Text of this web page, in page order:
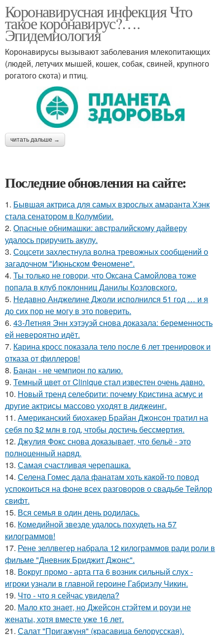
Коронавирусная инфекция Что
такое коронавирус?….
Эпидемиология
Коронавирусы вызывают заболевания млекопитающих
(людей, летучих мышей, кошек, собак, свиней, крупного
рогатого скота) и птиц.
читать дальше →
Последние обновления на сайте:
1. Бывшая актриса для самых взрослых амаранта Хэнк
стала сенатором в Колумбии.
2. Опасные обнимашки: австралийскому дайверу
удалось приручить акулу.
3. Соцсети захлестнула волна тревожных сообщений о
загадочном "Июньском Феномене".
4. Ты только не говори, что Оксана Самойлова тоже
попала в клуб поклонниц Данилы Козловского.
5. Недавно Анджелине Джоли исполнился 51 год … и я
до сих пор не могу в это поверить.
6. 43-Летняя Энн хэтэуэй снова доказала: беременность
ей невероятно идёт.
7. Карина кросс показала тело после 6 лет тренировок и
отказа от филлеров!
8. Банан - не чемпион по калию.
9. Темный цвет от Clinique стал известен очень давно.
10. Новый тренд селебрити: почему Кристина асмус и
другие актрисы массово уходят в диджеинг.
11. Американский биохакер Брайан Джонсон тратил на
себя по $2 млн в год, чтобы достичь бессмертия.
12. Джулия Фокс снова доказывает, что бельё - это
полноценный наряд.
13. Самая счастливая черепашка.
14. Селена Гомес дала фанатам хоть какой-то повод
успокоиться на фоне всех разговоров о свадьбе Тейлор
свифт.
15. Вся семья в один день родилась.
16. Комедийной звезде удалось похудеть на 57
килограммов!
17. Рене зеллвегер набрала 12 килограммов ради роли в
фильме "Дневник Бриджит Джонс".
18. Вокруг промо - арта гта 6 возник сильный слух -
игроки узнали в главной героине Габриэлу Чикин.
19. Что - что я сейчас увидела?
20. Мало кто знает, но Джейсон стэйтем и роузи не
женаты, хотя вместе уже 16 лет.
21. Салат "Пригажуня" (красавица белорусская).